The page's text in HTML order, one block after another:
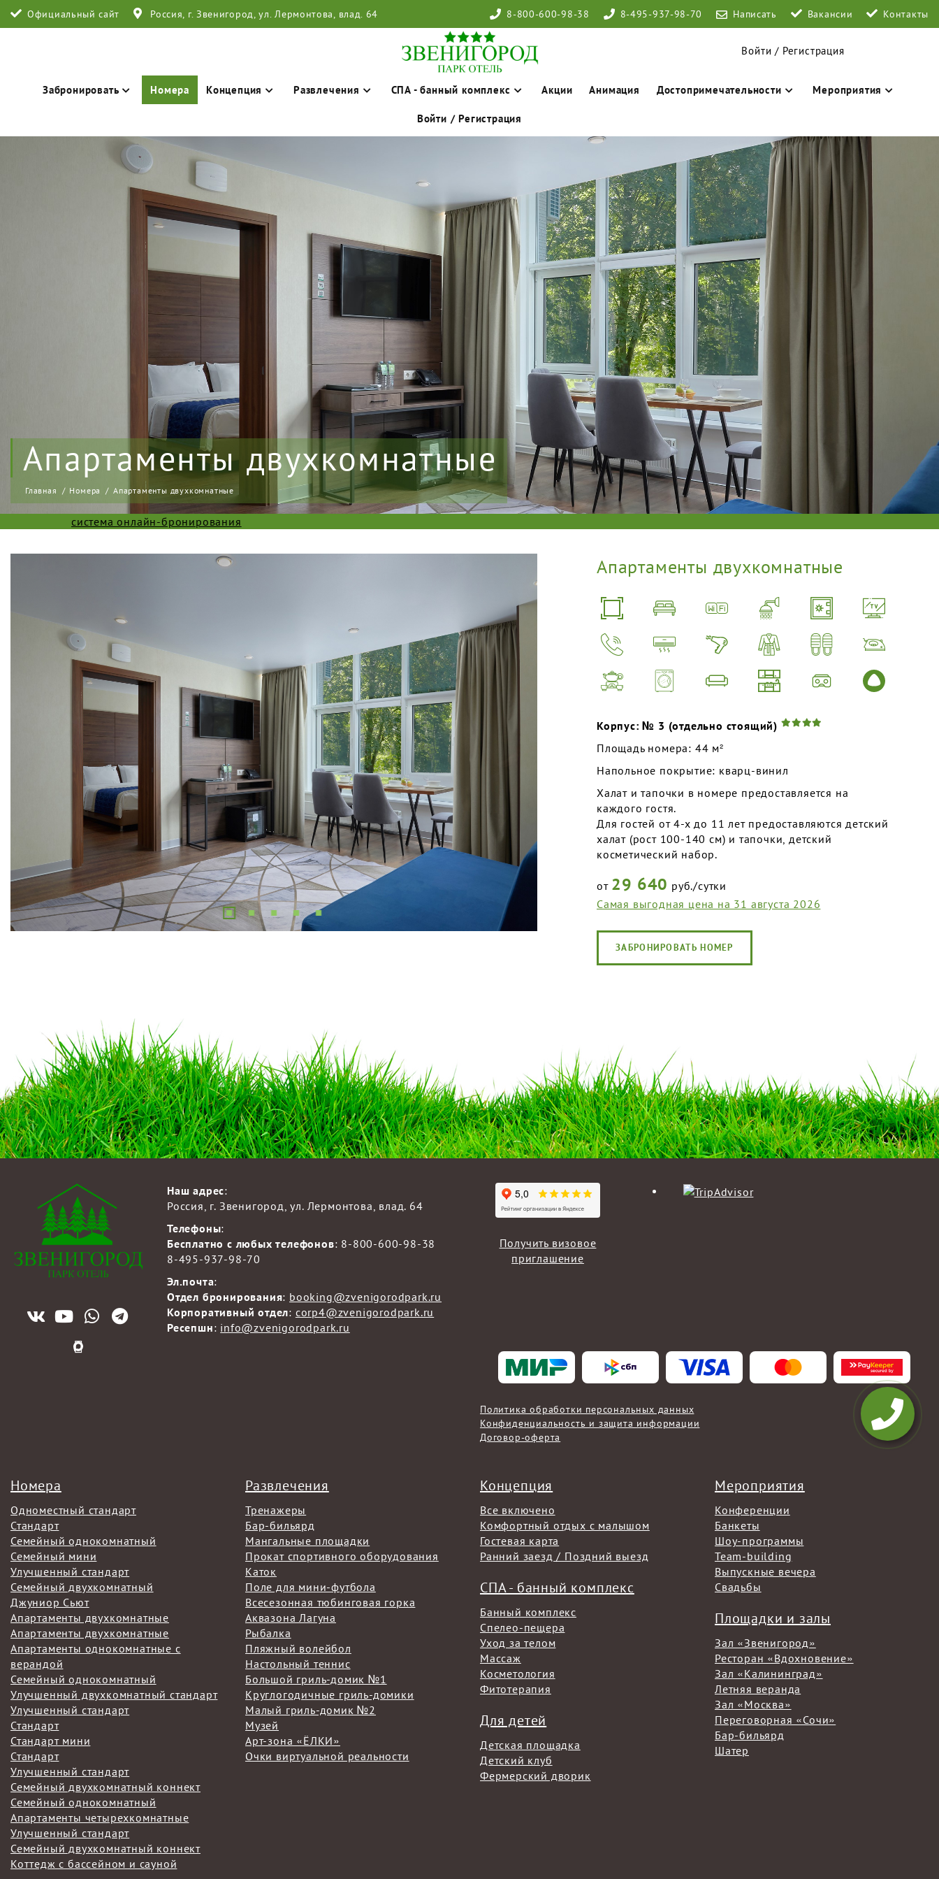
Официальный сайт Россия, г. Звенигород, ул. Лермонтова, влад. 64 8-800-600-98-38 8-495-937-98-70 Написать Вакансии Контакты
Войти / Регистрация
Забронировать Номера Концепция Развлечения СПА - банный комплекс Акции Анимация Достопримечательности Мероприятия
Войти / Регистрация
Апартаменты двухкомнатные
Главная Номера Апартаменты двухкомнатные
система онлайн-бронирования
Апартаменты двухкомнатные
Корпус: № 3 (отдельно стоящий)
Площадь номера: 44 м²
Напольное покрытие: кварц-винил
Халат и тапочки в номере предоставляется на
каждого гостя.
Для гостей от 4-х до 11 лет предоставляются детский
халат (рост 100-140 см) и тапочки, детский
косметический набор.
от 29 640 руб./сутки
Самая выгодная цена на 31 августа 2026
ЗАБРОНИРОВАТЬ НОМЕР
Наш адрес:
Россия, г. Звенигород, ул. Лермонтова, влад. 64
Телефоны:
Бесплатно с любых телефонов: 8-800-600-98-38
8-495-937-98-70
Эл.почта:
Отдел бронирования: booking@zvenigorodpark.ru
Корпоративный отдел: corp4@zvenigorodpark.ru
Ресепшн: info@zvenigorodpark.ru
Получить визовое
приглашение
Политика обработки персональных данных
Конфиденциальность и защита информации
Договор-оферта
Номера
Одноместный стандарт
Стандарт
Семейный однокомнатный
Семейный мини
Улучшенный стандарт
Семейный двухкомнатный
Джуниор Сьют
Апартаменты двухкомнатные
Апартаменты двухкомнатные
Апартаменты однокомнатные с
верандой
Семейный однокомнатный
Улучшенный двухкомнатный стандарт
Улучшенный стандарт
Стандарт
Стандарт мини
Стандарт
Улучшенный стандарт
Семейный двухкомнатный коннект
Семейный однокомнатный
Апартаменты четырехкомнатные
Улучшенный стандарт
Семейный двухкомнатный коннект
Коттедж с бассейном и сауной
Развлечения
Тренажеры
Бар-бильярд
Мангальные площадки
Прокат спортивного оборудования
Каток
Поле для мини-футбола
Всесезонная тюбинговая горка
Аквазона Лагуна
Рыбалка
Пляжный волейбол
Настольный теннис
Большой гриль-домик №1
Круглогодичные гриль-домики
Малый гриль-домик №2
Музей
Арт-зона «ЁЛКИ»
Очки виртуальной реальности
Концепция
Все включено
Комфортный отдых с малышом
Гостевая карта
Ранний заезд / Поздний выезд
СПА - банный комплекс
Банный комплекс
Спелео-пещера
Уход за телом
Массаж
Косметология
Фитотерапия
Для детей
Детская площадка
Детский клуб
Фермерский дворик
Мероприятия
Конференции
Банкеты
Шоу-программы
Team-building
Выпускные вечера
Свадьбы
Площадки и залы
Зал «Звенигород»
Ресторан «Вдохновение»
Зал «Калининград»
Летняя веранда
Зал «Москва»
Переговорная «Сочи»
Бар-бильярд
Шатер